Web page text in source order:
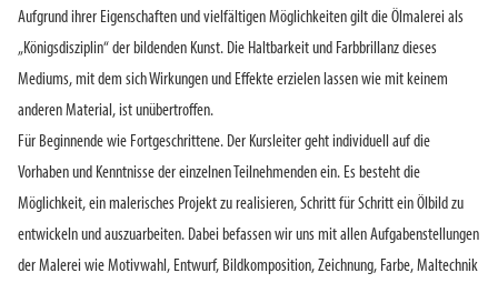
Aufgrund ihrer Eigenschaften und vielfältigen Möglichkeiten gilt die Ölmalerei als
„Königsdisziplin“ der bildenden Kunst. Die Haltbarkeit und Farbbrillanz dieses
Mediums, mit dem sich Wirkungen und Effekte erzielen lassen wie mit keinem
anderen Material, ist unübertroffen.
Für Beginnende wie Fortgeschrittene. Der Kursleiter geht individuell auf die
Vorhaben und Kenntnisse der einzelnen Teilnehmenden ein. Es besteht die
Möglichkeit, ein malerisches Projekt zu realisieren, Schritt für Schritt ein Ölbild zu
entwickeln und auszuarbeiten. Dabei befassen wir uns mit allen Aufgabenstellungen
der Malerei wie Motivwahl, Entwurf, Bildkomposition, Zeichnung, Farbe, Maltechnik